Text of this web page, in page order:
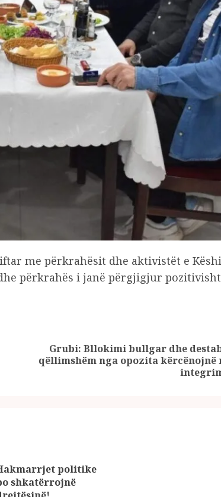
me përkrahësit dhe aktivistët e
përkrahës i janë përgjigjur
Previous
Grubi: Bllokimi bullgar dhe
qëllimshëm nga opozita kërcënojnë
politike
shkatërrojnë